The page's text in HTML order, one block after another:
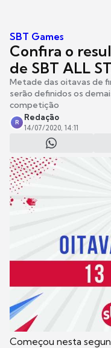
SBT Games
Confira o
de SBT ALL
Metade das oitavas de
serão definidos os
competição
R
Redação
14/07/2020, 14:11
Começou nesta